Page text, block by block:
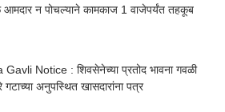
आमदार न पोचल्याने कामकाज 1 वाजेपर्यंत तहकूब
Notice : शिवसेनेच्या प्रतोद भावना गवळी
गटाच्या अनुपस्थित खासदारांना पत्र